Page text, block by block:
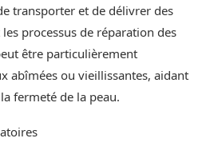
transporter et de délivrer des
processus de réparation des
être particulièrement
abîmées ou vieillissantes, aidant
fermeté de la peau.